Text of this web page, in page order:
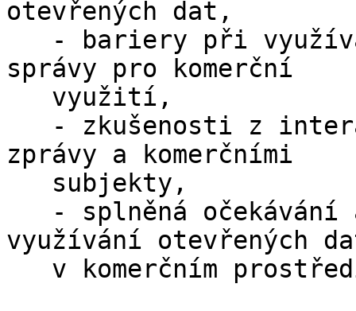
otevřených dat,
správy pro komerční
zprávy a komerčními
využívání otevřených